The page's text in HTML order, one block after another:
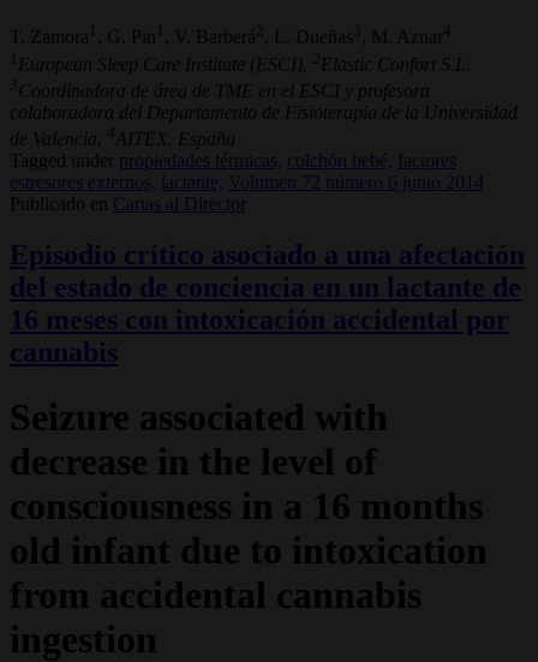
T. Zamora 1 , G. Pin 1 , V. Barberá , L. Dueñas 3 , M. Aznar 4
1 European Sleep Care Institute (ESCI). 2 Elastic Confort S.L.
3Coordinadora de área de TME en el ESCI y profesora
colaboradora del Departamento de Fisioterapia de la Universidad
de Valencia.
4 AITEX. España
Tagged under
propiedades térmicas, colchón bebé,
factores
estresores externos,
lactante,
Volumen 72 número 6 junio 2014
Publicado en
Cartas al Director
Episodio crítico asociado a una afectación
del estado de conciencia en un lactante de
16 meses con intoxicación accidental por
cannabis
Seizure associated with
decrease in the level of
consciousness in a 16 months
old infant due to intoxication
from accidental cannabis
ingestion